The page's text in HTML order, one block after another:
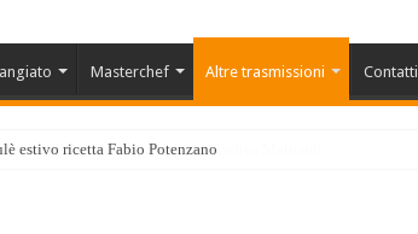
Masterchef Altre trasmissioni Contatti
estivo ricetta Fabio Potenzano